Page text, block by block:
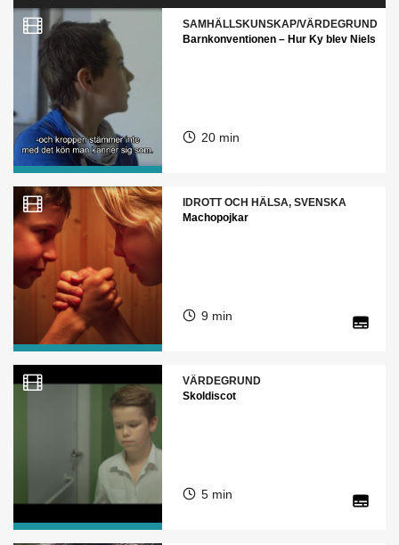
SAMHÄLLSKUNSKAP/VÄRDEGRUND
Barnkonventionen – Hur Ky blev Niels
20 min
IDROTT OCH HÄLSA, SVENSKA
Machopojkar
9 min
VÄRDEGRUND
Skoldiscot
5 min